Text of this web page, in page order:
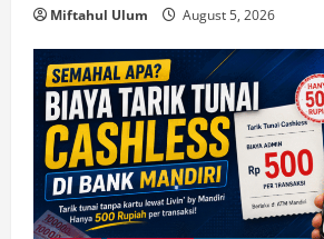
Miftahul Ulum August 5, 2026